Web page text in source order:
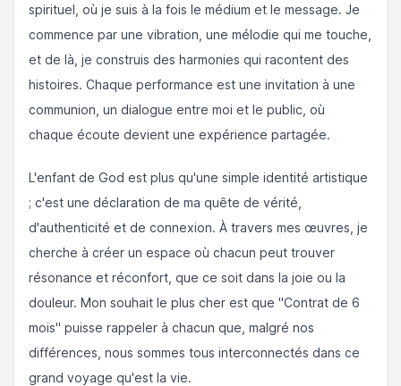
spirituel, où je suis à la fois le médium et le message. Je
commence par une vibration, une mélodie qui me touche,
et de là, je construis des harmonies qui racontent des
histoires. Chaque performance est une invitation à une
communion, un dialogue entre moi et le public, où
chaque écoute devient une expérience partagée.
L'enfant de God est plus qu'une simple identité artistique
; c'est une déclaration de ma quête de vérité,
d'authenticité et de connexion. À travers mes œuvres, je
cherche à créer un espace où chacun peut trouver
résonance et réconfort, que ce soit dans la joie ou la
douleur. Mon souhait le plus cher est que "Contrat de 6
mois" puisse rappeler à chacun que, malgré nos
différences, nous sommes tous interconnectés dans ce
grand voyage qu'est la vie.